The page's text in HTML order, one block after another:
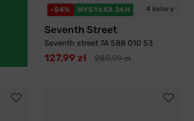
-54% WYSYŁKA 24H 4 kolory
Seventh Street
Seventh street 7A 588 010 53
127,99 zł 280,99 zł